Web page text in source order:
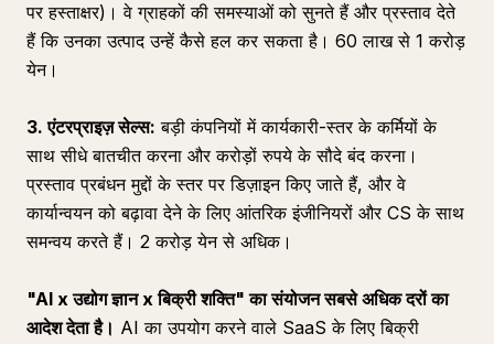
पर हस्ताक्षर)। वे ग्राहकों की समस्याओं को सुनते हैं और प्रस्ताव देते
हैं कि उनका उत्पाद उन्हें कैसे हल कर सकता है। 60 लाख से 1 करोड़
येन।
3. एंटरप्राइज़ सेल्स: बड़ी कंपनियों में कार्यकारी-स्तर के कर्मियों के
साथ सीधे बातचीत करना और करोड़ों रुपये के सौदे बंद करना।
प्रस्ताव प्रबंधन मुद्दों के स्तर पर डिज़ाइन किए जाते हैं, और वे
कार्यान्वयन को बढ़ावा देने के लिए आंतरिक इंजीनियरों और CS के साथ
समन्वय करते हैं। 2 करोड़ येन से अधिक।
"AI x उद्योग ज्ञान x बिक्री शक्ति" का संयोजन सबसे अधिक दरों का
आदेश देता है। AI का उपयोग करने वाले SaaS के लिए बिक्री